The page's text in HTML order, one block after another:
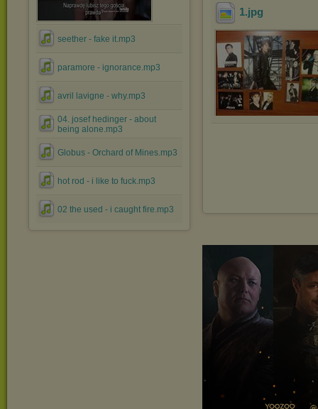
seether - fake it.mp3
paramore - ignorance.mp3
avril lavigne - why.mp3
04. josef hedinger - about
being alone.mp3
Globus - Orchard of Mines.mp3
hot rod - i like to fuck.mp3
02 the used - i caught fire.mp3
1.jpg